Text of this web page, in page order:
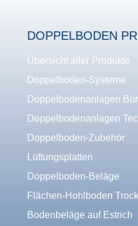
DOPPELBODEN
Übersicht aller Produkte
Doppelboden-Systeme
Doppelbodenanlagen
Doppelbodenanlagen
Doppelboden-Zubehör
Lüftungsplatten
Doppelboden-Beläge
Flächen-Hohlboden
Bodenbeläge auf Estrich